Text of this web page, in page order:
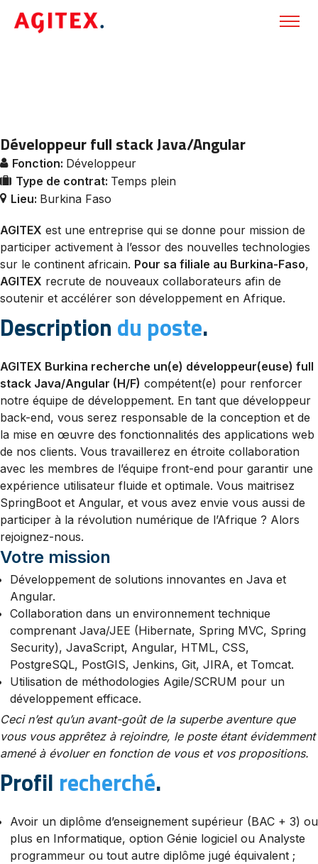
Développeur full stack Java/Angular
Fonction: Développeur
Type de contrat: Temps plein
Lieu: Burkina Faso
AGITEX est une entreprise qui se donne pour mission de
participer activement à l’essor des nouvelles technologies
sur le continent africain. Pour sa filiale au Burkina-Faso,
AGITEX recrute de nouveaux collaborateurs afin de
soutenir et accélérer son développement en Afrique.
Description du poste.
AGITEX Burkina recherche un(e) développeur(euse) full
stack Java/Angular (H/F) compétent(e) pour renforcer
notre équipe de développement. En tant que développeur
back-end, vous serez responsable de la conception et de
la mise en œuvre des fonctionnalités des applications web
de nos clients. Vous travaillerez en étroite collaboration
avec les membres de l’équipe front-end pour garantir une
expérience utilisateur fluide et optimale. Vous maitrisez
SpringBoot et Angular, et vous avez envie vous aussi de
participer à la révolution numérique de l’Afrique ? Alors
rejoignez-nous.
Votre mission
Développement de solutions innovantes en Java et
Angular.
Collaboration dans un environnement technique
comprenant Java/JEE (Hibernate, Spring MVC, Spring
Security), JavaScript, Angular, HTML, CSS,
PostgreSQL, PostGIS, Jenkins, Git, JIRA, et Tomcat.
Utilisation de méthodologies Agile/SCRUM pour un
développement efficace.
Ceci n’est qu’un avant-goût de la superbe aventure que
vous vous apprêtez à rejoindre, le poste étant évidemment
amené à évoluer en fonction de vous et vos propositions.
Profil recherché.
Avoir un diplôme d’enseignement supérieur (BAC + 3) ou
plus en Informatique, option Génie logiciel ou Analyste
programmeur ou tout autre diplôme jugé équivalent ;